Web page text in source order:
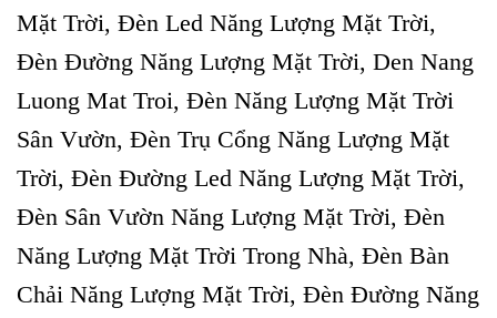
Mặt Trời, Đèn Led Năng Lượng Mặt Trời,
Đèn Đường Năng Lượng Mặt Trời, Den Nang
Luong Mat Troi, Đèn Năng Lượng Mặt Trời
Sân Vườn, Đèn Trụ Cổng Năng Lượng Mặt
Trời, Đèn Đường Led Năng Lượng Mặt Trời,
Đèn Sân Vườn Năng Lượng Mặt Trời, Đèn
Năng Lượng Mặt Trời Trong Nhà, Đèn Bàn
Chải Năng Lượng Mặt Trời, Đèn Đường Năng